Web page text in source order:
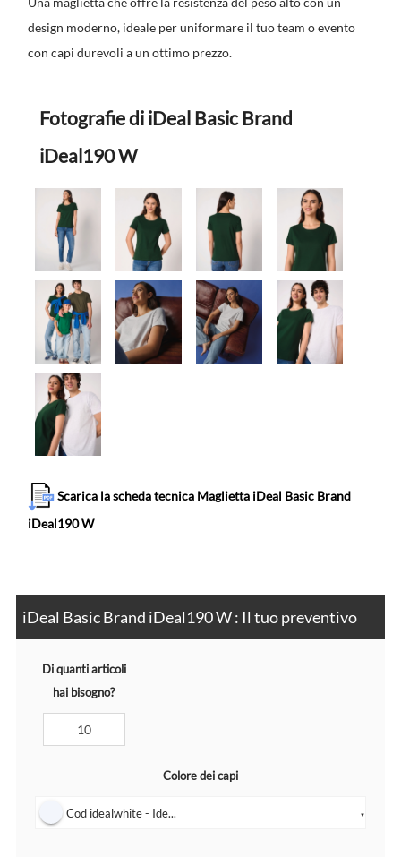
design moderno, ideale per uniformare il tuo team o evento
con capi durevoli a un ottimo prezzo.
Fotografie di iDeal Basic Brand
iDeal190 W
Scarica la scheda tecnica Maglietta iDeal Basic Brand
iDeal190 W
iDeal Basic Brand iDeal190 W : Il tuo preventivo
Di quanti articoli
hai bisogno?
Colore dei capi
Cod idealwhite - Ide... ▼